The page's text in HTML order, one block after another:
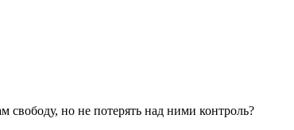
свободу, но не потерять над ними контроль?